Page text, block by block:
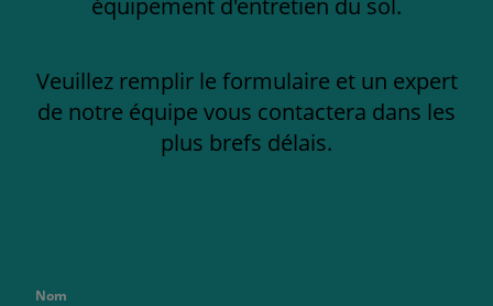
équipement d'entretien du sol.
Veuillez remplir le formulaire et un expert
de notre équipe vous contactera dans les
plus brefs délais.
Nom